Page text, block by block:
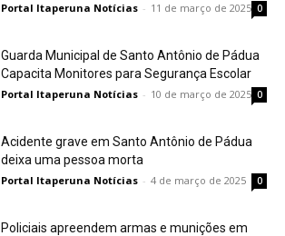
Portal Itaperuna Notícias - 11 de março de 2025 0
Guarda Municipal de Santo Antônio de Pádua
Capacita Monitores para Segurança Escolar
Portal Itaperuna Notícias - 10 de março de 2025 0
Acidente grave em Santo Antônio de Pádua
deixa uma pessoa morta
Portal Itaperuna Notícias - 4 de março de 2025 0
Policiais apreendem armas e munições em